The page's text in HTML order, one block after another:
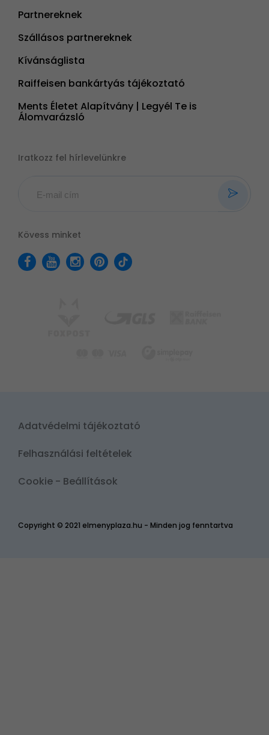
Partnereknek
Szállásos partnereknek
Kívánságlista
Raiffeisen bankártyás tájékoztató
Ments Életet Alapítvány | Legyél Te is
Álomvarázsló
Iratkozz fel hírlevelünkre
Kövess minket
Copyright © 2021 elmenyplaza.hu - Minden jog fenntartva
Adatvédelmi tájékoztató
Felhasználási feltételek
Cookie - Beállítások